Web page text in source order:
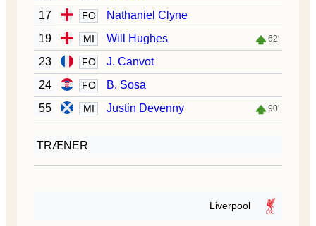
17
FO
Nathaniel Clyne
19
MI Will Hughes 62′
23 FO
J. Canvot
24
FO
B. Sosa
55
MI Justin Devenny 90′
TRÆNER
Liverpool